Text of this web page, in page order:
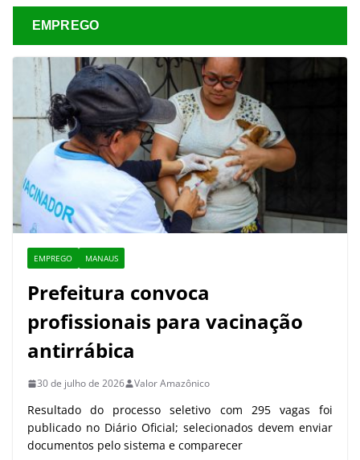
EMPREGO
EMPREGO MANAUS
Prefeitura convoca
profissionais para vacinação
antirrábica
30 de julho de 2026 Valor Amazônico
Resultado do processo seletivo com 295 vagas foi
publicado no Diário Oficial; selecionados devem enviar
documentos pelo sistema e comparecer